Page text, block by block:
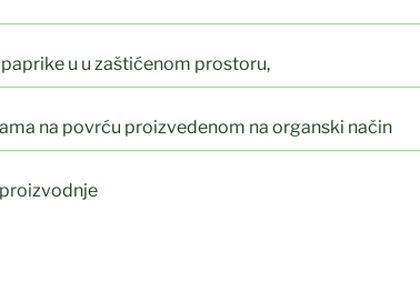
u u zaštićenom prostoru,
na povrću proizvedenom na organski način